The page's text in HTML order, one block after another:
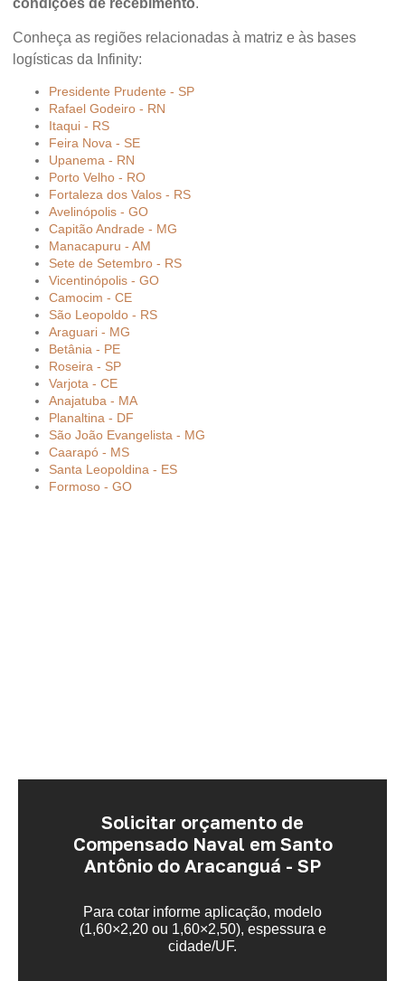
Conheça as regiões relacionadas à matriz e às bases
logísticas da Infinity:
Presidente Prudente - SP
Rafael Godeiro - RN
Itaqui - RS
Feira Nova - SE
Upanema - RN
Porto Velho - RO
Fortaleza dos Valos - RS
Avelinópolis - GO
Capitão Andrade - MG
Manacapuru - AM
Sete de Setembro - RS
Vicentinópolis - GO
Camocim - CE
São Leopoldo - RS
Araguari - MG
Betânia - PE
Roseira - SP
Varjota - CE
Anajatuba - MA
Planaltina - DF
São João Evangelista - MG
Caarapó - MS
Santa Leopoldina - ES
Formoso - GO
Solicitar orçamento de
Compensado Naval em Santo
Antônio do Aracanguá - SP
Para cotar informe aplicação, modelo
(1,60×2,20 ou 1,60×2,50), espessura e
cidade/UF.